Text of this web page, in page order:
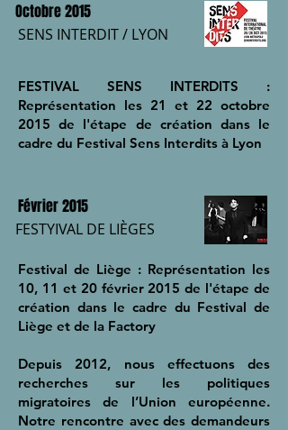
Octobre 2015
SENS INTERDIT / LYON
FESTIVAL SENS INTERDITS :
Représentation les 21 et 22 octobre
2015 de l'étape de création dans le
cadre du Festival Sens Interdits à Lyon
Février 2015
FESTYIVAL DE LIÈGES
Festival de Liège : Représentation les
10, 11 et 20 février 2015 de l'étape de
création dans le cadre du Festival de
Liège et de la Factory
Depuis 2012, nous effectuons des
recherches sur les politiques
migratoires de l’Union européenne.
Notre rencontre avec des demandeurs